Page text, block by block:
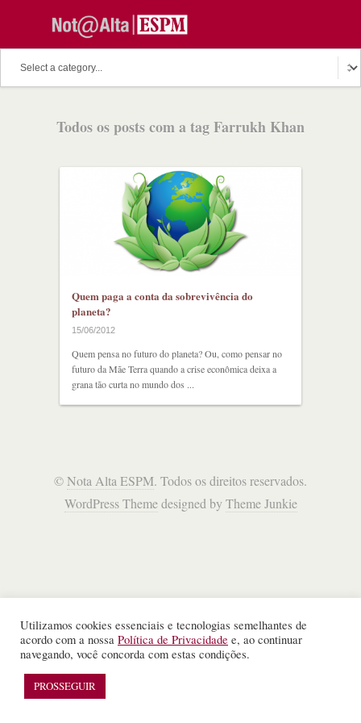
Todos os posts com a tag Farrukh Khan
Quem paga a conta da sobrevivência do
planeta?
15/06/2012
Quem pensa no futuro do planeta? Ou, como pensar no
futuro da Mãe Terra quando a crise econômica deixa a
grana tão curta no mundo dos ...
©Nota Alta ESPM. Todos os direitos reservados.
WordPress Themedesigned by Theme Junkie
Utilizamos cookies essenciais e tecnologias semelhantes de
acordo com a nossa Política de Privacidade e, ao continuar
navegando, você concorda com estas condições.
PROSSEGUIR